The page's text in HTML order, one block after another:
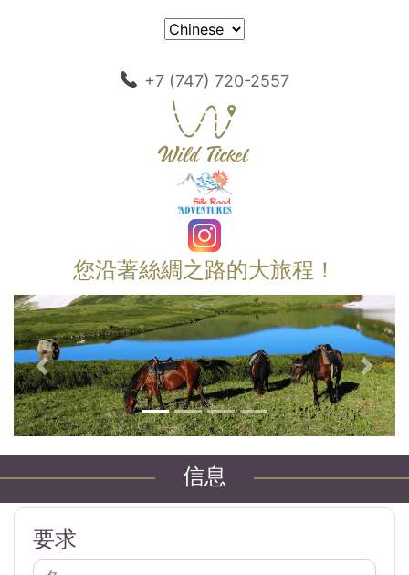
+7 (747) 720-2557
您沿著絲綢之路的大旅程！
以前的 下一個
信息
要求